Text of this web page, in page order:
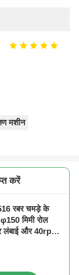
मशीन
करें
रबर चमड़े के
मिमी रोल
लंबाई और 40rpm